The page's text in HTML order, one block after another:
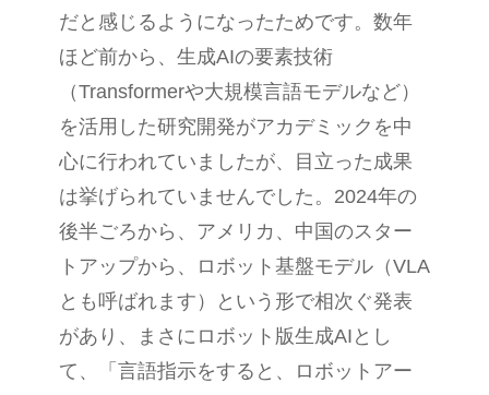
だと感じるようになったためです。数年
ほど前から、生成AIの要素技術
（Transformerや大規模言語モデルなど）
を活用した研究開発がアカデミックを中
心に行われていましたが、目立った成果
は挙げられていませんでした。2024年の
後半ごろから、アメリカ、中国のスター
トアップから、ロボット基盤モデル（VLA
とも呼ばれます）という形で相次ぐ発表
があり、まさにロボット版生成AIとし
て、「言語指示をすると、ロボットアー